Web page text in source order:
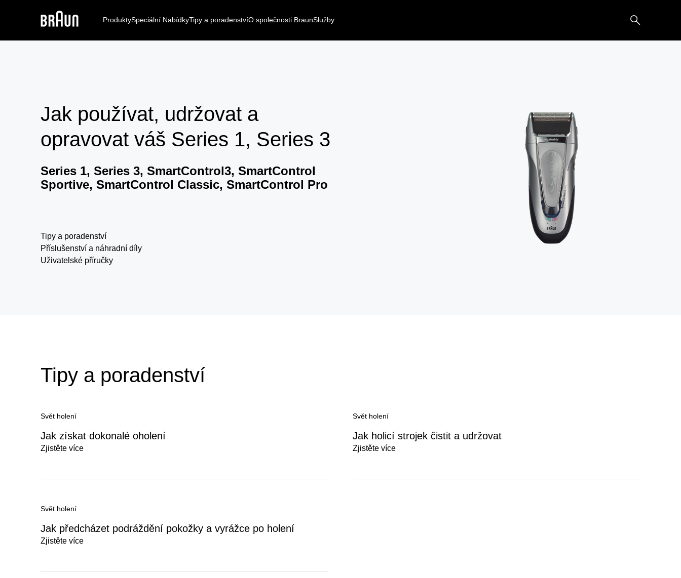
ProduktySpeciální NabídkyTipy a poradenstvíO společnosti BraunSlužby
Jak používat, udržovat a
opravovat váš Series 1, Series 3
Series 1, Series 3, SmartControl3, SmartControl
Sportive, SmartControl Classic, SmartControl Pro
Tipy a poradenství
Příslušenství a náhradní díly
Uživatelské příručky
Tipy a poradenství
Svět holení
Jak získat dokonalé oholení
Zjistěte více
Svět holení
Jak holicí strojek čistit a udržovat
Zjistěte více
Svět holení
Jak předcházet podráždění pokožky a vyrážce po holení
Zjistěte více